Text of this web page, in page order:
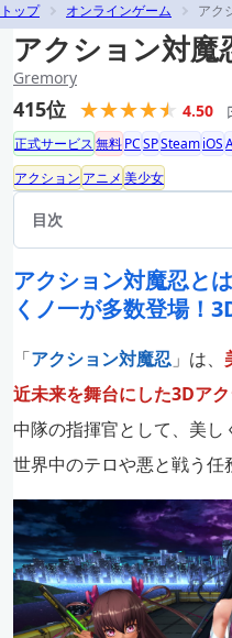
トップ オンラインゲーム アク
アクション対魔
Gremory
415位 4.50
正式サービス無料PCSPSteamiOS
アクション アニメ 美少女
目次
アクション対魔忍と
くノ一が多数登場！
「アクション対魔忍 」は、
近未来を舞台にした3Dア
中隊の指揮官として、美
世界中のテロや悪と戦う任